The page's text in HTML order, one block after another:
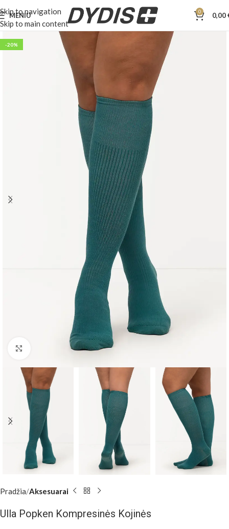
Skip to navigation
Skip to main content
MENIU 0 0,00
-20%
Pradžia Aksesuarai
Ulla Popken Kompresinės Kojinės